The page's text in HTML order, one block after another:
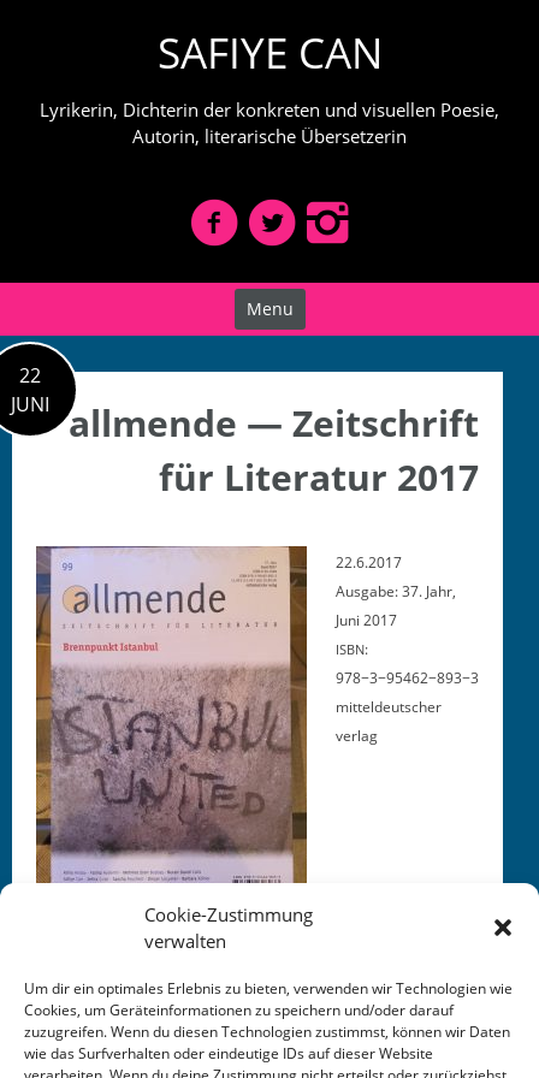
Cookie-Zustimmung
verwalten
Um dir ein optimales Erlebnis zu bieten, verwenden wir Technologien wie
Cookies, um Geräteinformationen zu speichern und/oder darauf
zuzugreifen. Wenn du diesen Technologien zustimmst, können wir Daten
wie das Surfverhalten oder eindeutige IDs auf dieser Website
SAFIYE CAN
Lyrikerin, Dichterin der konkreten und visuellen Poesie,
Autorin, literarische Übersetzerin
Menu
22
JUNI
allmende — Zeitschrift
für Literatur 2017
22.6.2017
Aus­gabe: 37. Jahr,
Juni 2017
ISBN:
978−3−95462−893−3
mit­teldeutsch­er
verlag
This entry was posted inKALENDER. Bookmark the
permalink.